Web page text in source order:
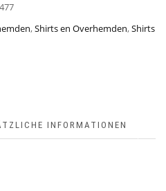
,Shirts en Overhemden,Shirts
INFORMATIONEN